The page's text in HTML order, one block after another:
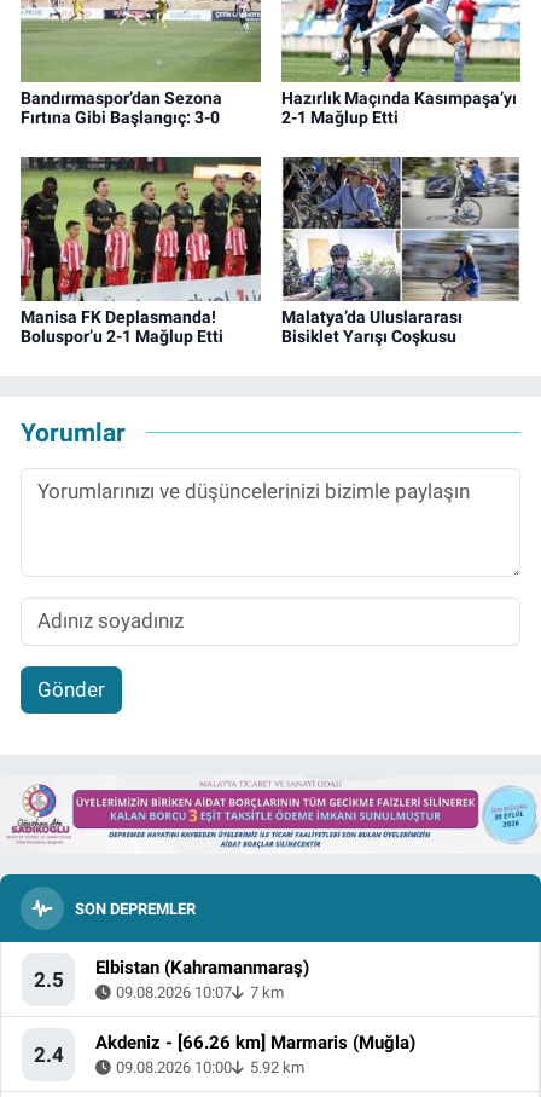
Bandırmaspor’dan Sezona
Fırtına Gibi Başlangıç: 3-0
Hazırlık Maçında Kasımpaşa’yı
2-1 Mağlup Etti
Manisa FK Deplasmanda!
Boluspor’u 2-1 Mağlup Etti
Malatya’da Uluslararası
Bisiklet Yarışı Coşkusu
Yorumlar
Gönder
SON DEPREMLER
2.5 Elbistan (Kahramanmaraş)
09.08.2026 10:07 7 km
2.4 Akdeniz - [66.26 km] Marmaris (Muğla)
09.08.2026 10:00 5.92 km